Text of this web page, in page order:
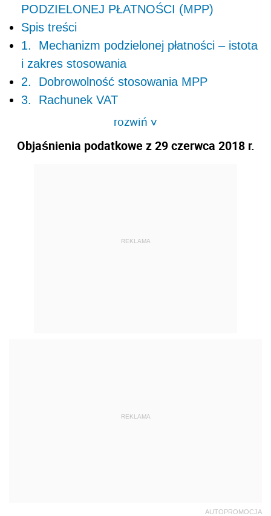
PODZIELONEJ PŁATNOŚCI (MPP)
Spis treści
1. Mechanizm podzielonej płatności – istota
i zakres stosowania
2. Dobrowolność stosowania MPP
3. Rachunek VAT
rozwiń>
Objaśnienia podatkowe z 29 czerwca 2018 r.
REKLAMA
REKLAMA
AUTOPROMOCJA